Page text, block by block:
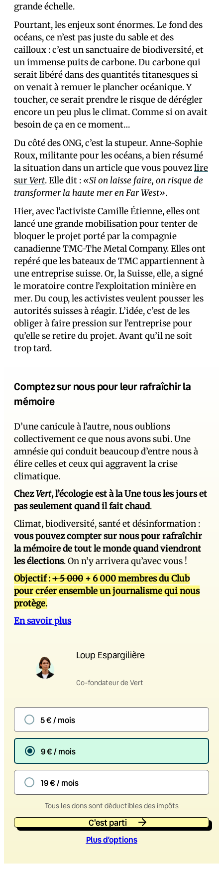
grande échelle.
Pourtant, les enjeux sont énormes. Le fond des
océans, ce n’est pas juste du sable et des
cailloux : c’est un sanctuaire de biodiversité, et
un immense puits de carbone. Du carbone qui
serait libéré dans des quantités titanesques si
on venait à remuer le plancher océanique. Y
toucher, ce serait prendre le risque de dérégler
encore un peu plus le climat. Comme si on avait
besoin de ça en ce moment…
Du côté des ONG, c’est la stupeur. Anne-Sophie
Roux, militante pour les océans, a bien résumé
la situation dans un article que vous pouvezlire
surVert. Elle dit : «Si on laisse faire, on risque de
transformer la haute mer en Far West».
Hier, avec l’activiste Camille Étienne, elles ont
lancé une grande mobilisation pour tenter de
bloquer le projet porté par la compagnie
canadienne TMC-The Metal Company. Elles ont
repéré que les bateaux de TMC appartiennent à
une entreprise suisse. Or, la Suisse, elle, a signé
le moratoire contre l’exploitation minière en
mer. Du coup, les activistes veulent pousser les
autorités suisses à réagir. L’idée, c’est de les
obliger à faire pression sur l’entreprise pour
qu’elle se retire du projet. Avant qu’il ne soit
trop tard.
Comptez sur nous pour leur rafraîchir la
mémoire
D’une canicule à l’autre, nous oublions
collectivement ce que nous avons subi. Une
amnésie qui conduit beaucoup d’entre nous à
élire celles et ceux qui aggravent la crise
climatique.
ChezVert, l’écologie est à la Une tous les jours et
pas seulement quand il fait chaud.
Climat, biodiversité, santé et désinformation :
vous pouvez compter sur nous pour rafraîchir
la mémoire de tout le monde quand viendront
les élections. On n’y arrivera qu’avec vous !
Objectif :+ 5 000 + 6 000 membres du Club
pour créer ensemble un journalisme qui nous
protège.
En savoir plus
Loup Espargilière
Co-fondateur de Vert
5 € / mois
9 € / mois
19 € / mois
Tous les dons sont déductibles des impôts
C'est parti
Plus d’options